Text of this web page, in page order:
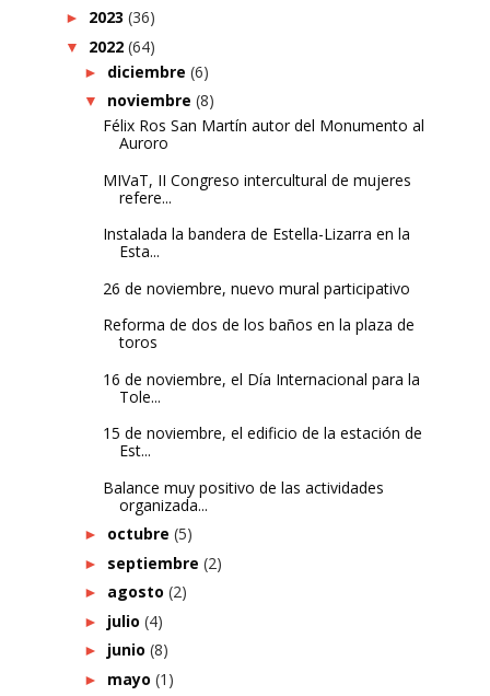
► 2023 (36)
▼ 2022 (64)
► diciembre (6)
▼ noviembre (8)
Félix Ros San Martín autor del Monumento al
Auroro
MIVaT, II Congreso intercultural de mujeres
refere...
Instalada la bandera de Estella-Lizarra en la
Esta...
26 de noviembre, nuevo mural participativo
Reforma de dos de los baños en la plaza de
toros
16 de noviembre, el Día Internacional para la
Tole...
15 de noviembre, el edificio de la estación de
Est...
Balance muy positivo de las actividades
organizada...
► octubre (5)
► septiembre (2)
► agosto (2)
► julio (4)
► junio (8)
► mayo (1)